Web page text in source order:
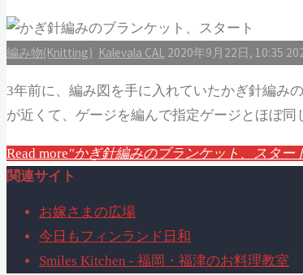
編み物(Knitting) Kalevala CAL 2020年9月22日, 10:35
3年前に、編み図を手に入れていたかぎ針編み
が近くて、ゲージを編んで指定ゲージとほぼ
Read more"かぎ針編みのブランケット、スター
関連サイト
お嫁さまの広場
今日もフィンランド日和
Smiles Kitchen - 福岡・福津のお料理教室